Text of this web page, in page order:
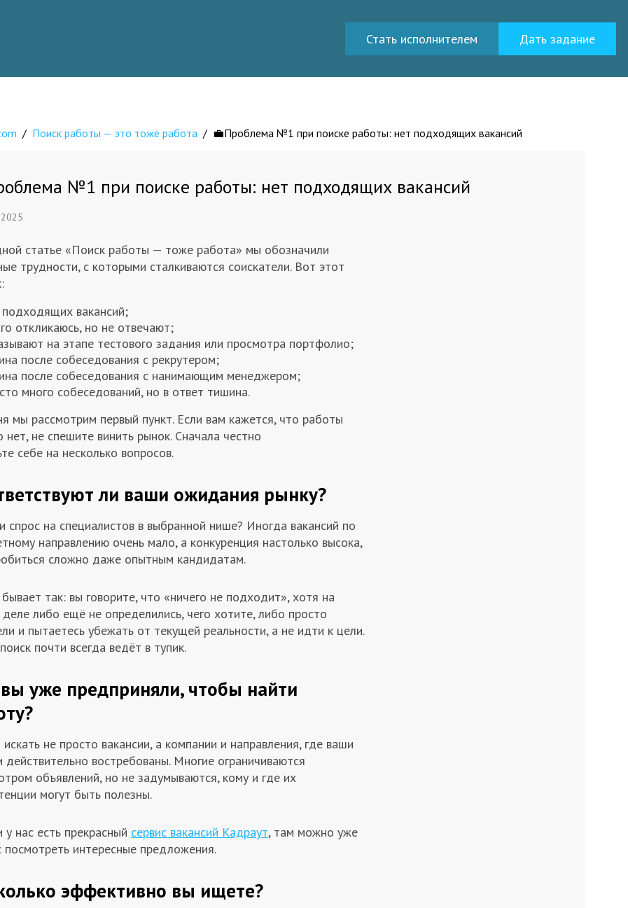
Стать исполнителем Дать задание
/ Поиск работы — это тоже работа / 💼Проблема №1 при поиске работы: нет подходящих вакансий
№1 при поиске работы: нет подходящих вакансий
статье «Поиск работы — тоже работа» мы обозначили
трудности, с которыми сталкиваются соискатели. Вот этот
вакансий;
откликаюсь, но не отвечают;
на этапе тестового задания или просмотра портфолио;
после собеседования с рекрутером;
после собеседования с нанимающим менеджером;
много собеседований, но в ответ тишина.
мы рассмотрим первый пункт. Если вам кажется, что работы
нет, не спешите винить рынок. Сначала честно
себе на несколько вопросов.
ли ваши ожидания рынку?
спрос на специалистов в выбранной нише? Иногда вакансий по
направлению очень мало, а конкуренция настолько высока,
сложно даже опытным кандидатам.
так: вы говорите, что «ничего не подходит», хотя на
либо ещё не определились, чего хотите, либо просто
и пытаетесь убежать от текущей реальности, а не идти к цели.
почти всегда ведёт в тупик.
уже предприняли, чтобы найти
не просто вакансии, а компании и направления, где ваши
действительно востребованы. Многие ограничиваются
объявлений, но не задумываются, кому и где их
могут быть полезны.
у нас есть прекрасный сервис вакансий Кадраут, там можно уже
посмотреть интересные предложения.
эффективно вы ищете?